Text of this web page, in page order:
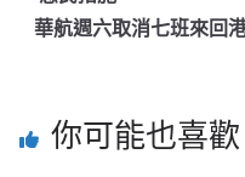
華航週六取消七班來回
你可能也喜歡